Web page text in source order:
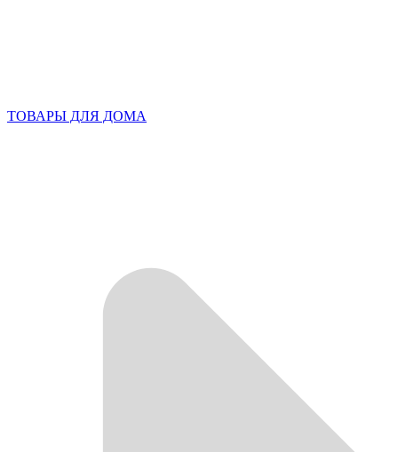
ТОВАРЫ ДЛЯ ДОМА